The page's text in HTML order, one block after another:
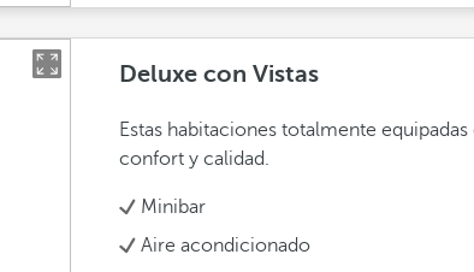
Deluxe con Vistas
Estas habitaciones totalmente
confort y calidad.
Minibar
Aire acondicionado